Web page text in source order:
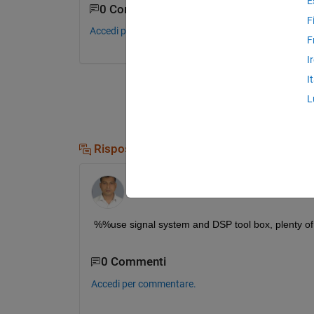
0 Commenti
Accedi per commentare.
Risposte (1)
%%use signal system and DSP tool box, plenty
0 Commenti
Accedi per commentare.